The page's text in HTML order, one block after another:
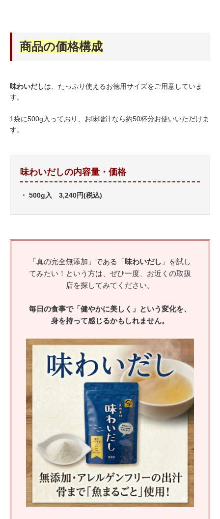
商品の価格構成
味わいだしは、たっぷり使えるお徳用サイズをご用意していま
す。
1袋に500g入っており、お味噌汁なら約50杯分お使いいただけま
す。
味わいだしの内容量・価格
・ 500g入 3,240円(税込)
「真の完全無添加」である「味わいだし 」を試し
てみたい！という方は、ぜひ一度、お近くの取扱
店を探してみてください。
毎日の食事で「健やかに美しく」という変化を、
身を持って感じるかもしれません。